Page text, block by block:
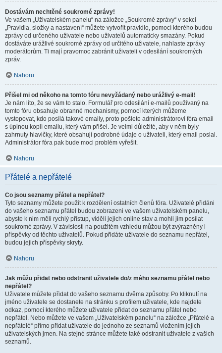
Dostávám nechtěné soukromé zprávy!
Ve vašem „Uživatelském panelu“ na záložce „Soukromé zprávy“ v sekci
„Pravidla, složky a nastavení“ můžete vytvořit pravidlo, pomocí kterého budou
zprávy od určeného uživatele nebo uživatelů automaticky smazány. Pokud
dostáváte urážlivé soukromé zprávy od určitého uživatele, nahlaste zprávy
moderátorům. Ti mají pravomoc zabránit uživateli v odesílání soukromých
zpráv.
Nahoru
Přišel mi od někoho na tomto fóru nevyžádaný nebo urážlivý e-mail!
Je nám líto, že se vám to stalo. Formulář pro odesílání e-mailů používaný na
tomto fóru obsahuje obranné mechanismy, pomocí kterých můžeme
vystopovat, kdo posílá takové emaily, proto pošlete administrátorovi fóra email
s úplnou kopií emailu, který vám přišel. Je velmi důležité, aby v něm byly
zahrnuty hlavičky, které obsahují podrobné údaje o uživateli, který email poslal.
Administrátor fóra pak bude moci problém vyřešit.
Nahoru
Přátelé a nepřátelé
Co jsou seznamy přátel a nepřátel?
Tyto seznamy můžete použít k rozdělení ostatních členů fóra. Uživatelé přidáni
do vašeho seznamu přátel budou zobrazeni ve vašem uživatelském panelu,
abyste k nim měli rychlý přístup, viděli jejich online stav a mohli jim posílat
soukromé zprávy. V závislosti na použitém vzhledu můžou být zvýrazněny i
příspěvky od těchto uživatelů. Pokud přidáte uživatele do seznamu nepřátel,
budou jejich příspěvky skryty.
Nahoru
Jak můžu přidat nebo odstranit uživatele do/z mého seznamu přátel nebo
nepřátel?
Uživatele můžete přidat do vašeho seznamu dvěma způsoby. Po kliknutí na
jméno uživatele se dostanete na stránku s profilem uživatele, kde najdete
odkaz, pomocí kterého můžete uživatele přidat do seznamu přátel nebo
nepřátel. Nebo můžete ve vašem „Uživatelském panelu“ na záložce „Přátelé a
nepřátelé“ přímo přidat uživatele do jednoho ze seznamů vložením jejich
uživatelských jmen. Na stejné stránce můžete také odstranit uživatele z vašich
seznamů.